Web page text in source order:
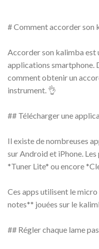
# Comment accorder son
Accorder son kalimba est
applications smartphone.
comment obtenir un
instrument. 👌
## Télécharger une
Il existe de nombreuses
sur Android et iPhone.
*Tuner Lite* ou encore
Ces apps utilisent le
notes** jouées sur le
## Régler chaque lame